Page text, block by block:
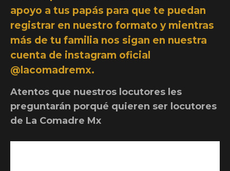
apoyo a tus papás para que te puedan
registrar en nuestro formato y mientras
más de tu familia nos sigan en nuestra
cuenta de instagram oficial
@lacomadremx.
Atentos que nuestros locutores les
preguntarán porqué quieren ser locutores
de La Comadre Mx